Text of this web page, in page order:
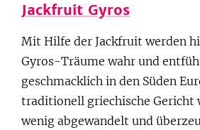
Jackfruit Gyros
Mit Hilfe der Jackfruit werden
Gyros-Träume wahr und
geschmacklich in den Süden
traditionell griechische Gericht
wenig abgewandelt und